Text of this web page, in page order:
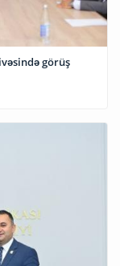
görüş